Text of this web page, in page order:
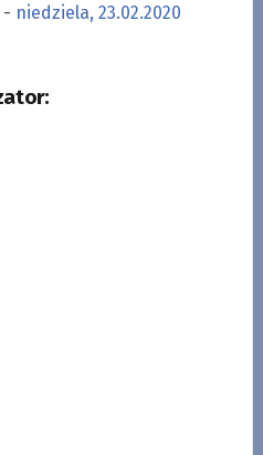
- niedziela, 23.02.2020